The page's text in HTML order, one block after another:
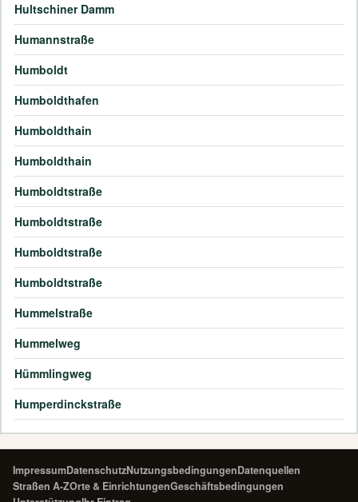
Hultschiner Damm
Humannstraße
Humboldt
Humboldthafen
Humboldthain
Humboldthain
Humboldtstraße
Humboldtstraße
Humboldtstraße
Humboldtstraße
Hummelstraße
Hummelweg
Hümmlingweg
Humperdinckstraße
ImpressumDatenschutzNutzungsbedingungenDatenquellen
Straßen A-ZOrte & EinrichtungenGeschäftsbedingungen